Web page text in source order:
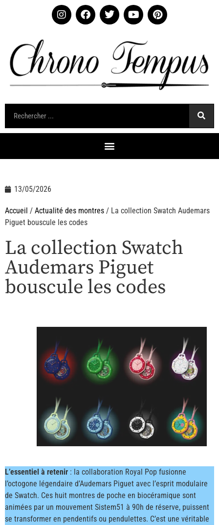
13/05/2026
Accueil / Actualité des montres / La collection Swatch Audemars
Piguet bouscule les codes
La collection Swatch
Audemars Piguet
bouscule les codes
L’essentiel à retenir : la collaboration Royal Pop fusionne
l’octogone légendaire d’Audemars Piguet avec l’esprit modulaire
de Swatch. Ces huit montres de poche en biocéramique sont
animées par un mouvement Sistem51 à 90h de réserve, puissent
se transformer en pendentifs ou pendulettes. C’est une véritable